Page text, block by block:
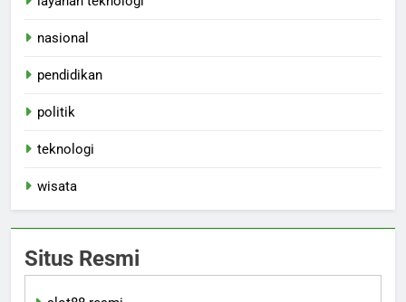
nasional
pendidikan
politik
teknologi
wisata
Situs Resmi